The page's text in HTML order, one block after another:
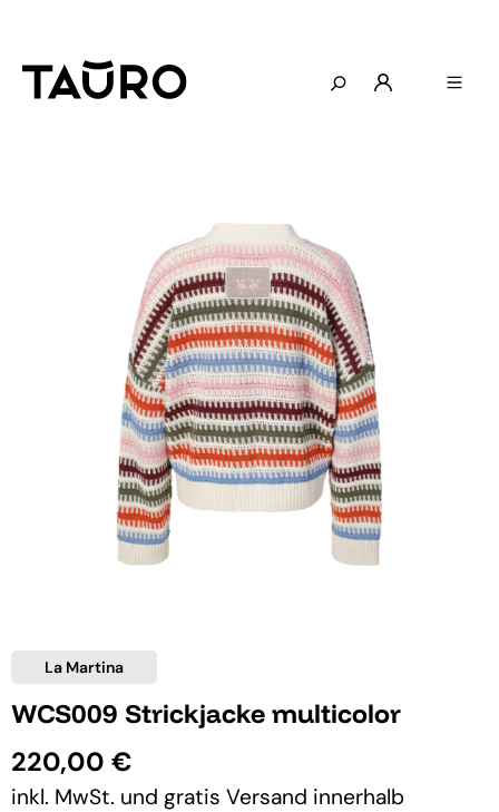
La Martina
WCS009 Strickjacke multicolor
220,00 €
inkl. MwSt. und gratis Versand innerhalb